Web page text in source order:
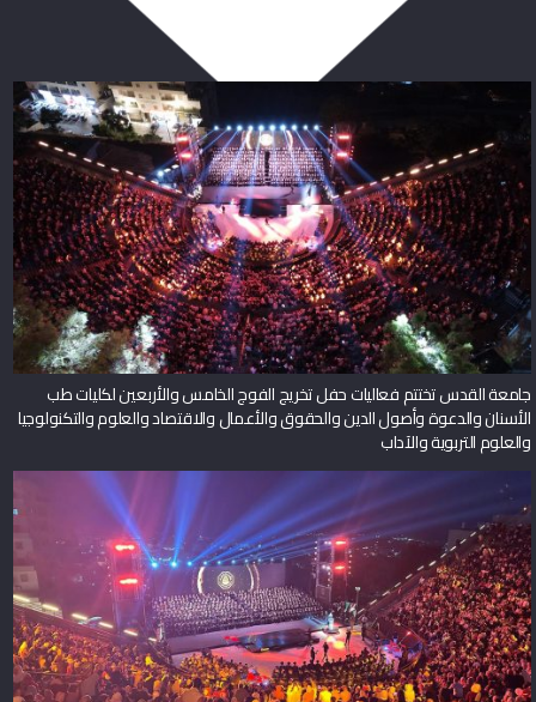
جامعة القدس تختتم فعاليات حفل تخريج الفوج الخامس والأربعين لكليات طب
الأسنان والدعوة وأصول الدين والحقوق والأعمال والاقتصاد والعلوم والتكنولوجيا
والعلوم التربوية والآداب